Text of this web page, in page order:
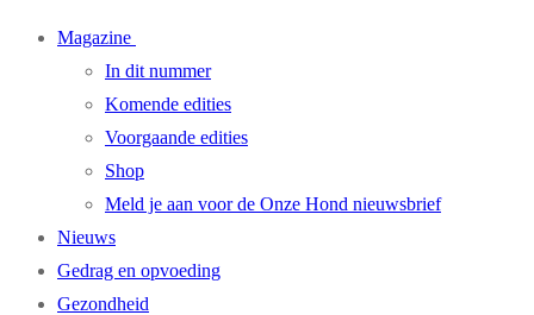
Magazine
In dit nummer
Komende edities
Voorgaande edities
Shop
Meld je aan voor de Onze Hond nieuwsbrief
Nieuws
Gedrag en opvoeding
Gezondheid